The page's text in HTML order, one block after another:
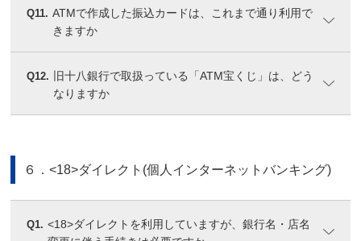
Q11. ATMで作成した振込カードは、これまで通り利用で
きますか
Q12.
旧十八銀行で取扱っている「ATM宝くじ」は、どう
なりますか
６．<18>ダイレクト(個人インターネットバンキング)
Q1. <18>ダイレクトを利用していますが、銀行名・店名